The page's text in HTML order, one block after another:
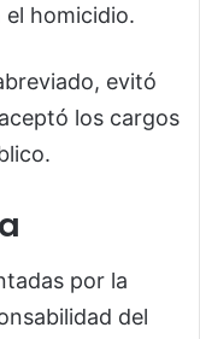
homicidio.
evitó
los cargos
por la
del